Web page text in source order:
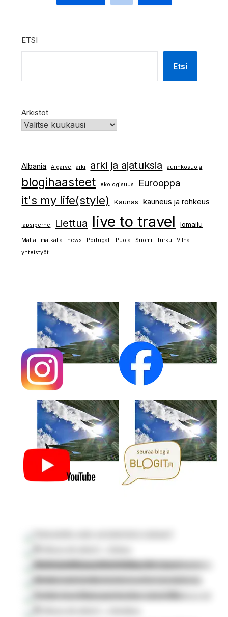
ETSI
Etsi
Arkistot
Albania Algarve arki arki ja ajatuksia aurinkosuoja
blogihaasteet ekologisuus Eurooppa
it's my life(style) Kaunas kauneus ja rohkeus
lapsiperhe Liettua live to travel lomailu
Malta matkalla news Portugali Puola Suomi Turku
Vilna
yhteistyöt